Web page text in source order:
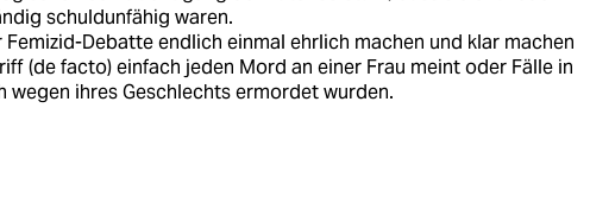
schuldunfähig waren.
Debatte endlich einmal ehrlich machen und klar machen
(de facto) einfach jeden Mord an einer Frau meint oder Fälle in
wegen ihres Geschlechts ermordet wurden.